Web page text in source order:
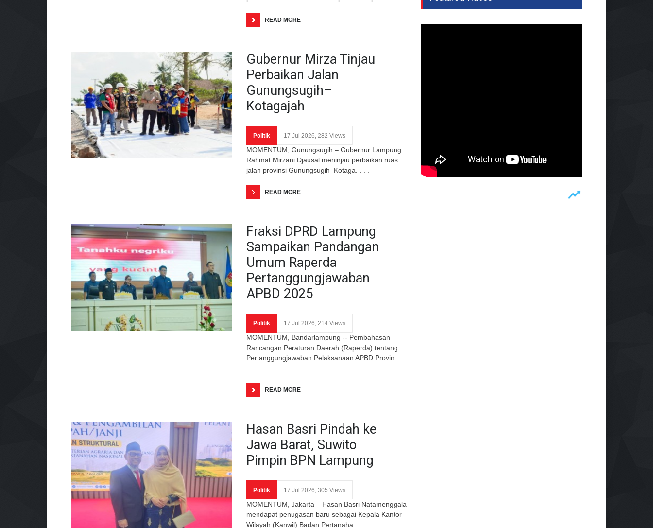
READ MORE
Gubernur Mirza Tinjau
Perbaikan Jalan
Gunungsugih–
Kotagajah
Politik 17 Jul 2026, 282 Views
MOMENTUM, Gunungsugih – Gubernur Lampung
Rahmat Mirzani Djausal meninjau perbaikan ruas
jalan provinsi Gunungsugih–Kotaga. . . .
READ MORE
Fraksi DPRD Lampung
Sampaikan Pandangan
Umum Raperda
Pertanggungjawaban
APBD 2025
Politik 17 Jul 2026, 214 Views
MOMENTUM, Bandarlampung -- Pembahasan
Rancangan Peraturan Daerah (Raperda) tentang
Pertanggungjawaban Pelaksanaan APBD Provin. . .
READ MORE
Hasan Basri Pindah ke
Jawa Barat, Suwito
Pimpin BPN Lampung
Politik 17 Jul 2026, 305 Views
MOMENTUM, Jakarta – Hasan Basri Natamenggala
mendapat penugasan baru sebagai Kepala Kantor
Wilayah (Kanwil) Badan Pertanaha. . . .